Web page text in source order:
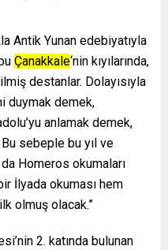
Antik Yunan edebiyatıyla
Çanakkale‘nin kıyılarında,
destanlar. Dolayısıyla
duymak demek,
anlamak demek,
sebeple bu yıl ve
Homeros okumaları
İlyada okuması hem
olmuş olacak.”
2. katında bulunan